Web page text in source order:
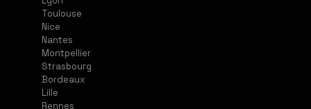
Toulouse
Nice
Nantes
Montpellier
Strasbourg
Bordeaux
Lille
Rennes